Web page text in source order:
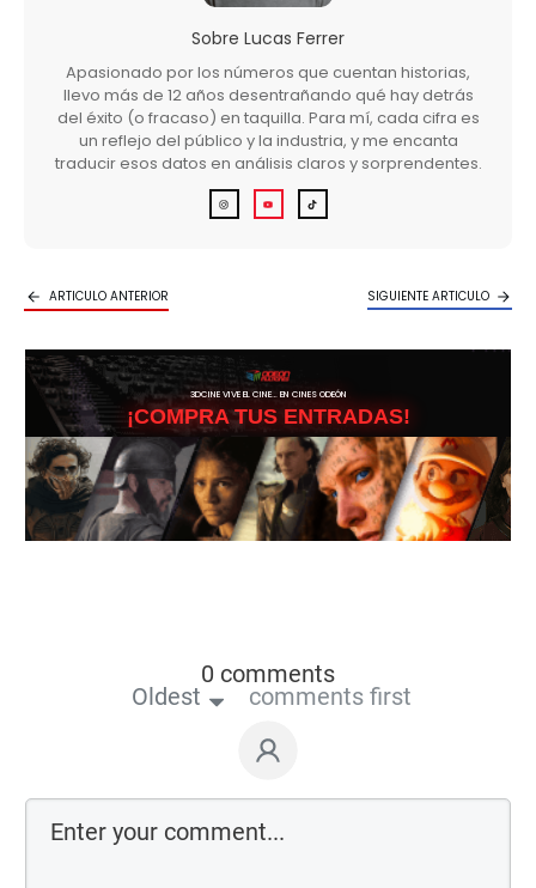
Sobre Lucas Ferrer
Apasionado por los números que cuentan historias,
llevo más de 12 años desentrañando qué hay detrás
del éxito (o fracaso) en taquilla. Para mí, cada cifra es
un reflejo del público y la industria, y me encanta
traducir esos datos en análisis claros y sorprendentes.
ARTICULO ANTERIOR SIGUIENTE ARTICULO
3DCINE VIVE EL CINE… EN CINES ODEÓN
¡COMPRA TUS ENTRADAS!
0 comments
Oldest comments first